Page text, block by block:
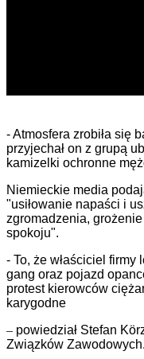
- Atmosfera zrobiła się
przyjechał on z grupą
kamizelki ochronne
Niemieckie media
"usiłowanie napaści i
zgromadzenia,
spokoju".
- To, że właściciel firmy
gang oraz pojazd
protest kierowców
karygodne
– powiedział Stefan
Związków Zawodowych.